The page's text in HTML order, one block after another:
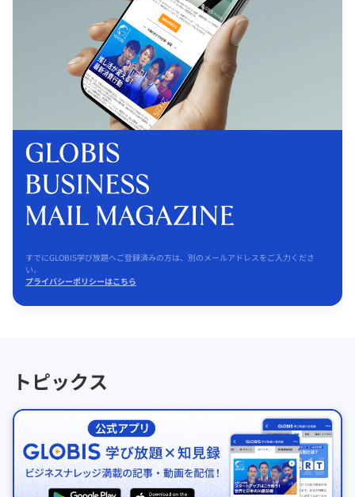
すでにGLOBIS学び放題へご登録済みの方は、別のメールアドレスをご入力くださ
い。
プライバシーポリシーはこちら
トピックス